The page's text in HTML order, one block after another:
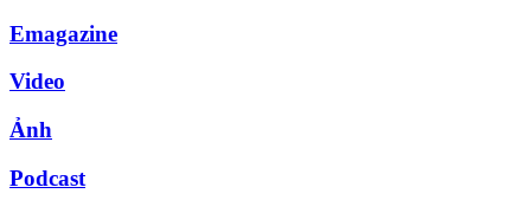
Emagazine
Video
Ảnh
Podcast